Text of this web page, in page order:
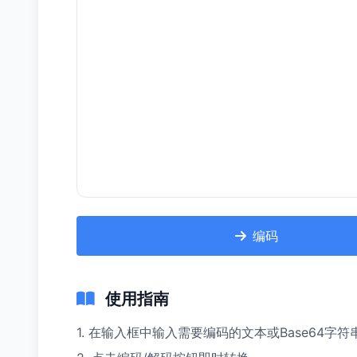
编码
使用指南
1. 在输入框中输入需要编码的文本或Base64字符